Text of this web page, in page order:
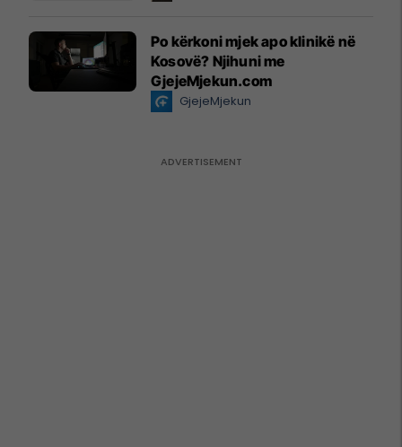
Po kërkoni mjek apo klinikë në
Kosovë? Njihuni me
GjejeMjekun.com
GjejeMjekun